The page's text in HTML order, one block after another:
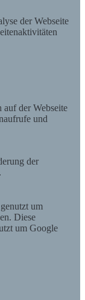
der Webseite
auf der Webseite
und
der
um
Diese
um Google